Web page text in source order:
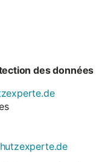
des données